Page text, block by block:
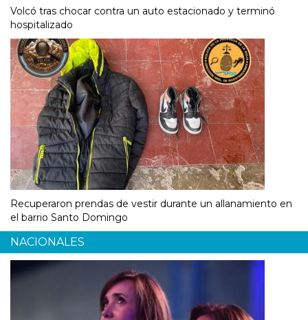
Volcó tras chocar contra un auto estacionado y terminó
hospitalizado
Recuperaron prendas de vestir durante un allanamiento en
el barrio Santo Domingo
NACIONALES